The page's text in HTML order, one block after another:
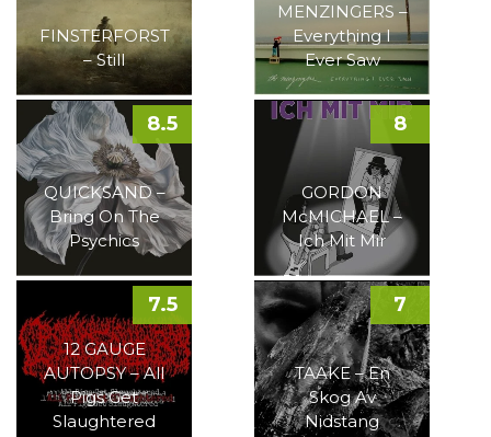
FINSTERFORST
– Still
MENZINGERS –
Everything I
Ever Saw
QUICKSAND –
Bring On The
Psychics
8.5
GORDON
McMICHAEL –
Ich Mit Mir
8
12 GAUGE
AUTOPSY – All
Pigs Get
Slaughtered
7.5
TAAKE – En
Skog Av
Nidstang
7